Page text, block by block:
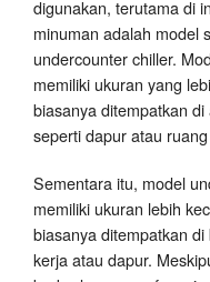
digunakan, terutama di
minuman adalah model
undercounter chiller.
memiliki ukuran yang
biasanya ditempatkan
seperti dapur atau
Sementara itu, model
memiliki ukuran lebih
biasanya ditempatkan
kerja atau dapur.